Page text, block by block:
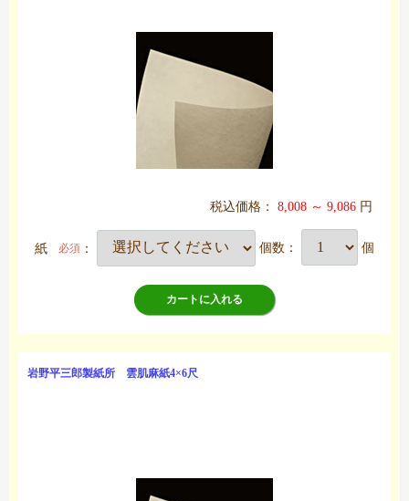
税込価格： 8,008 ～ 9,086 円
紙 必須 ： 個数： 個
カートに入れる
岩野平三郎製紙所 雲肌麻紙4×6尺